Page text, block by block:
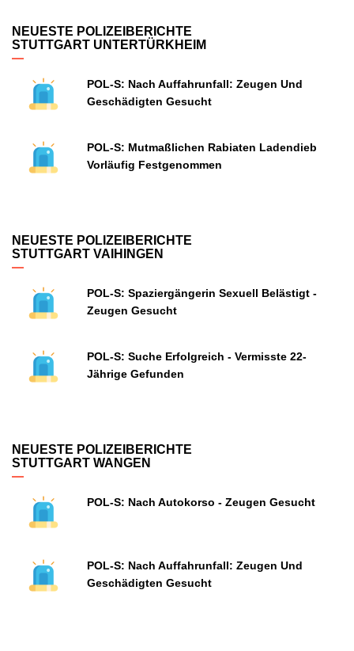
NEUESTE POLIZEIBERICHTE
STUTTGART UNTERTÜRKHEIM
POL-S: Nach Auffahrunfall: Zeugen Und
Geschädigten Gesucht
POL-S: Mutmaßlichen Rabiaten Ladendieb
Vorläufig Festgenommen
NEUESTE POLIZEIBERICHTE
STUTTGART VAIHINGEN
POL-S: Spaziergängerin Sexuell Belästigt -
Zeugen Gesucht
POL-S: Suche Erfolgreich - Vermisste 22-
Jährige Gefunden
NEUESTE POLIZEIBERICHTE
STUTTGART WANGEN
POL-S: Nach Autokorso - Zeugen Gesucht
POL-S: Nach Auffahrunfall: Zeugen Und
Geschädigten Gesucht